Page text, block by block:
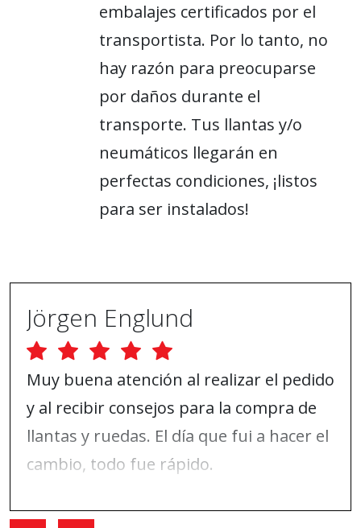
embalajes certificados por el
transportista. Por lo tanto, no
hay razón para preocuparse
por daños durante el
transporte. Tus llantas y/o
neumáticos llegarán en
perfectas condiciones, ¡listos
para ser instalados!
Jörgen Englund
Muy buena atención al realizar el pedido
y al recibir consejos para la compra de
llantas y ruedas. El día que fui a hacer el
cambio, todo fue rápido.